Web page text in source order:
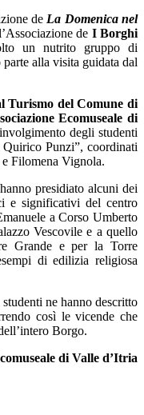
deLa Domenica nel
de I Borghi
un nutrito gruppo di
alla visita guidata dal
Turismo del Comune di
Ecomuseale di
degli studenti
Punzi”, coordinati
Filomena Vignola.
presidiato alcuni dei
e significativi del centro
a Corso Umberto
Vescovile e a quello
Grande e per la Torre
di edilizia religiosa
ne hanno descritto
così le vicende che
Borgo.
di Valle d’Itria